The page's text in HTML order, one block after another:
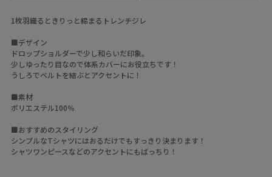
1枚羽織るときりっと締まるトレンチジレ
■デザイン
ドロップショルダーで少し和らいだ印象。
少しゆったり目なので体系カバーにお役立ちです！
うしろでベルトを結ぶとアクセントに！
■素材
ポリエステル100％
■おすすめのスタイリング
シンプルなTシャツにはおるだけでもすっきり決まります！
シャツワンピースなどのアクセントにもばっちり！